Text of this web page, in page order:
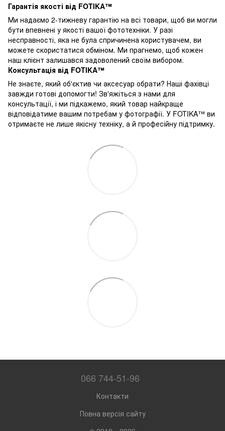
Гарантія якості від FOTIKA™
Ми надаємо 2-тижневу гарантію на всі товари, щоб ви могли
бути впевнені у якості вашої фототехніки. У разі
несправності, яка не була спричинена користувачем, ви
можете скористатися обміном. Ми прагнемо, щоб кожен
наш клієнт залишався задоволений своїм вибором.
Консультація від FOTIKA™
Не знаєте, який об'єктив чи аксесуар обрати? Наші фахівці
завжди готові допомогти! Зв'яжіться з нами для
консультації, і ми підкажемо, який товар найкраще
відповідатиме вашим потребам у фотографії. У FOTIKA™ ви
отримаєте не лише якісну техніку, а й професійну підтримку.
066 744-51-96
Контакти
Повна версія сайту